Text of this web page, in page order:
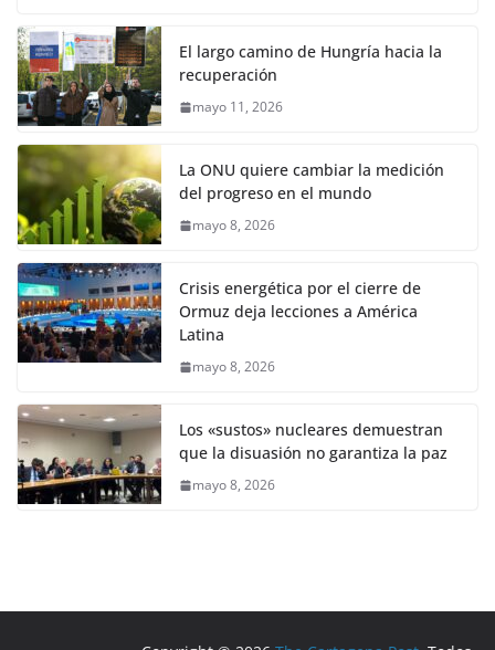
El largo camino de Hungría hacia la
recuperación
mayo 11, 2026
La ONU quiere cambiar la medición
del progreso en el mundo
mayo 8, 2026
Crisis energética por el cierre de
Ormuz deja lecciones a América
Latina
mayo 8, 2026
Los «sustos» nucleares demuestran
que la disuasión no garantiza la paz
mayo 8, 2026